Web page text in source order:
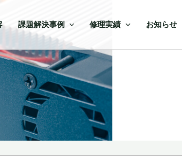
課題解決事例 修理実績 お知らせ